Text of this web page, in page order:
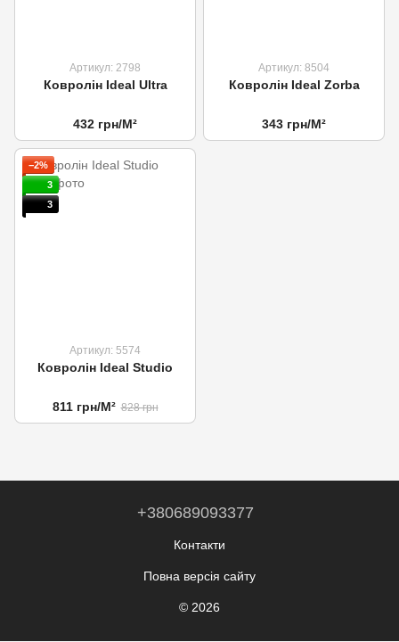
Артикул: 2798
Ковролін Ideal Ultra
432 грн/М²
Артикул: 8504
Ковролін Ideal Zorba
343 грн/М²
−2%
3
3
Артикул: 5574
Ковролін Ideal Studio
811 грн/М² 828 грн
+380689093377
Контакти
Повна версія сайту
© 2026